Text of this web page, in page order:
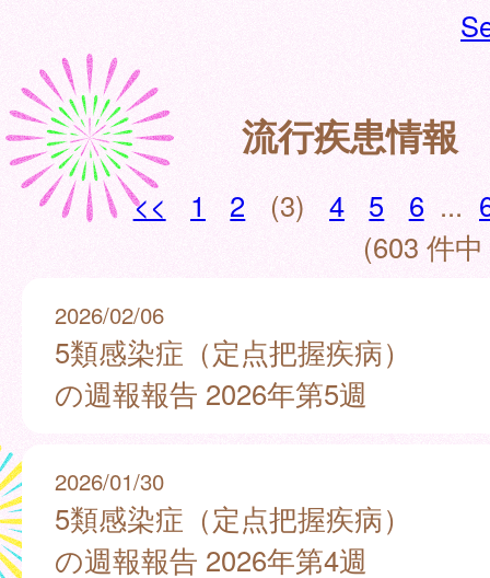
流行疾患情報
<< 1 2 (3) 4 5 6 ...
(603 件
2026/02/06
5類感染症（定点把握疾病）
の週報報告 2026年第5週
2026/01/30
5類感染症（定点把握疾病）
の週報報告 2026年第4週